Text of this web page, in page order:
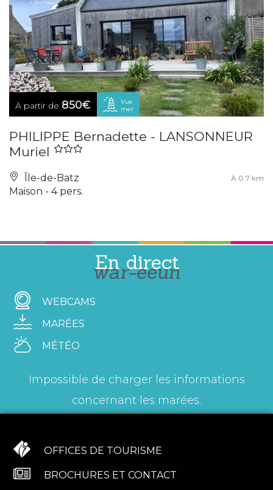
À partir de 850€
Vue
mer
PHILIPPE Bernadette - LANSONNEUR
Muriel
Île-de-Batz À 0.7 km
Maison - 4 pers.
En direct
war-eeun
WEBCAMS
MARÉES
MÉTÉO
Impossible de charger les informations
concernant les marées.
OFFICES DE TOURISME
BROCHURES ET CONTACT